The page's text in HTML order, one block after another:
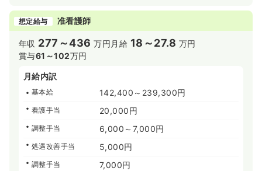
想定給与 准看護師
年収 277～436 万円 月給 18～27.8 万円
賞与61～102万円
月給内訳
基本給 142,400～239,300円
看護手当 20,000円
調整手当 6,000～7,000円
処遇改善手当 5,000円
調整手当 7,000円